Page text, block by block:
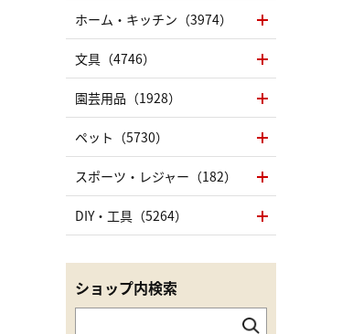
ホーム・キッチン（3974）
文具（4746）
園芸用品（1928）
ペット（5730）
スポーツ・レジャー（182）
DIY・工具（5264）
ショップ内検索